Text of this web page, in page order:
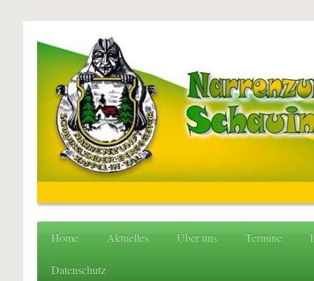
Home Aktuelles Über uns Termine
Datenschutz